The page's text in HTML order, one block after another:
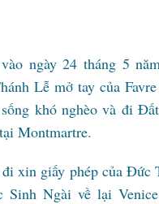
ngày 24 tháng 5
Lễ mở tay của
khó nghèo và đi
Montmartre.
xin giấy phép của Đức
Sinh Ngài về lại